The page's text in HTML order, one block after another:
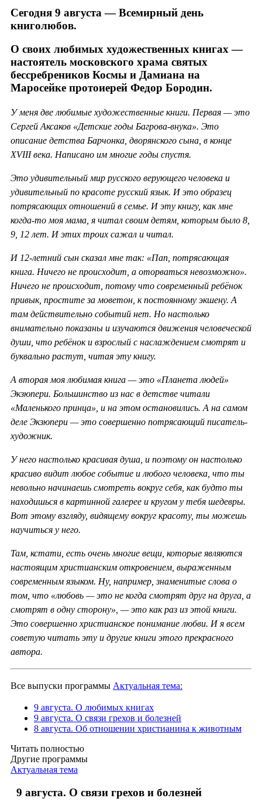
Сегодня 9 августа — Всемирный день
книголюбов.
О своих любимых художественных книгах —
настоятель московского храма святых
бессребреников Космы и Дамиана на
Маросейке протоиерей Федор Бородин.
У меня две любимые художественные книги. Первая — это
Сергей Аксаков «Детские годы Багрова-внука». Это
описание детства Барчонка, дворянского сына, в конце
XVIII века. Написано им многие годы спустя.
Это удивительный мир русского верующего человека и
удивительный по красоте русский язык. И это образец
потрясающих отношений в семье. И эту книгу, как мне
когда-то моя мама, я читал своим детям, которым было 8,
9, 12 лет. И этих троих сажал и читал.
И 12-летний сын сказал мне так: «Пап, потрясающая
книга. Ничего не происходит, а оторваться невозможно».
Ничего не происходит, потому что современный ребёнок
привык, простите за моветон, к постоянному экшену. А
там действительно событий нет. Но настолько
внимательно показаны и изучаются движения человеческой
души, что ребёнок и взрослый с наслаждением смотрят и
буквально растут, читая эту книгу.
А вторая моя любимая книга — это «Планета людей»
Экзюпери. Большинство из нас в детстве читали
«Маленького принца», и на этом остановились. А на самом
деле Экзюпери — это совершенно потрясающий писатель-
художник.
У него настолько красивая душа, и поэтому он настолько
красиво видит любое событие и любого человека, что ты
невольно начинаешь смотреть вокруг себя, как будто ты
находишься в картинной галерее и кругом у тебя шедевры.
Вот этому взгляду, видящему вокруг красоту, ты можешь
научиться у него.
Там, кстати, есть очень многие вещи, которые являются
настоящим христианским откровением, выраженным
современным языком. Ну, например, знаменитые слова о
том, что «любовь — это не когда смотрят друг на друга, а
смотрят в одну сторону», — это как раз из этой книги.
Это совершенно христианское понимание любви. И я всем
советую читать эту и другие книги этого прекрасного
автора.
Все выпуски программы Актуальная тема:
9 августа. О любимых книгах
9 августа. О связи грехов и болезней
8 августа. Об отношении христианина к животным
Читать полностью
Другие программы
Актуальная тема
9 августа. О связи грехов и болезней